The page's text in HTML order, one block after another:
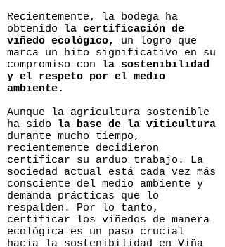
Recientemente, la bodega ha
obtenido la certificación de
viñedo ecológico,
un logro que
marca un hito significativo en su
compromiso con la sostenibilidad
y el respeto por el medio
ambiente.
Aunque la agricultura sostenible
ha sido la base de la viticultura
durante mucho tiempo,
recientemente decidieron
certificar su arduo trabajo. La
sociedad actual está cada vez más
consciente del medio ambiente y
demanda prácticas que lo
respalden. Por lo tanto,
certificar los viñedos de manera
ecológica es un paso crucial
hacia la sostenibilidad en Viña